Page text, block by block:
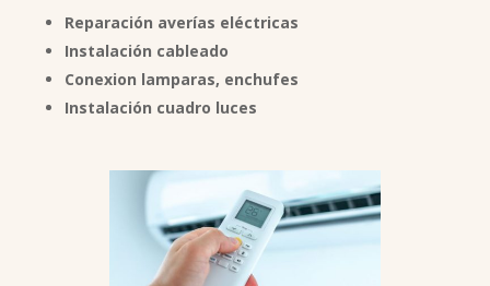
Reparación averías eléctricas
Instalación cableado
Conexion lamparas, enchufes
Instalación cuadro luces